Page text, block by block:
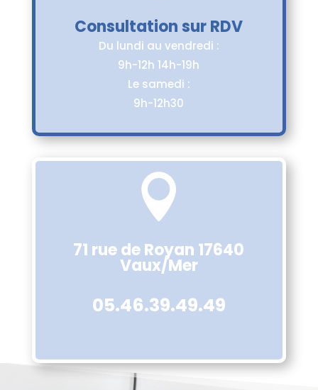
Consultation sur RDV
Du lundi au vendredi :
9h-12h 14h-19h
Le samedi :
9h-12h30

71 rue de Royan 17640
Vaux/Mer
05.46.39.49.49